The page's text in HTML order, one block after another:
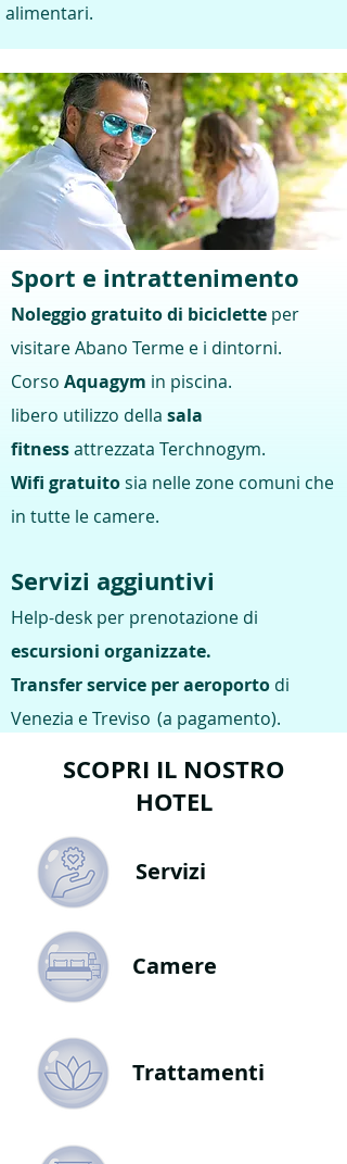
alimentari.
​Sport e intrattenimento
Noleggio gratuito di biciclette per
visitare Abano Terme e i dintorni.
Corso Aquagym in piscina.
libero utilizzo della sala
fitnessattrezzata Terchnogym.
Wifi gratuitosia nelle zone comuni che
in tutte le camere.
Servizi aggiuntivi
Help-desk per prenotazione di
escursioni organizzate.
Transfer service per aeroporto di
Venezia e Treviso (a pagamento).
SCOPRI IL NOSTRO
HOTEL
Servizi
Camere
Trattamenti